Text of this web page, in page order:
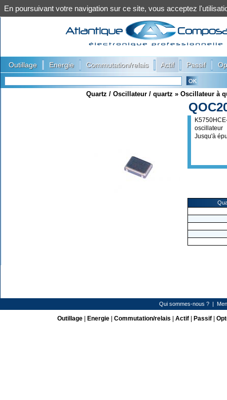
Outillage Energie Commutation/relais Actif Passif
Quartz / Oscillateur / quartz » Oscillateur à
oscillateur
Jusqu'à
Qui sommes-nous ? |
Outillage| Energie| Commutation/relais Actif| Passif|
En poursuivant votre navigation sur ce site, vous acceptez